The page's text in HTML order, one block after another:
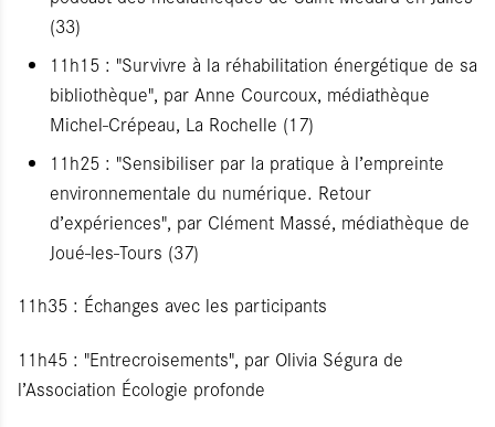
(33)
11h15 : "Survivre à la réhabilitation énergétique de sa
bibliothèque", par Anne Courcoux, médiathèque
Michel-Crépeau, La Rochelle (17)
11h25 : "Sensibiliser par la pratique à l’empreinte
environnementale du numérique. Retour
d’expériences", par Clément Massé, médiathèque de
Joué-les-Tours (37)
11h35 : Échanges avec les participants
11h45 : "Entrecroisements", par Olivia Ségura de
l’Association Écologie profonde